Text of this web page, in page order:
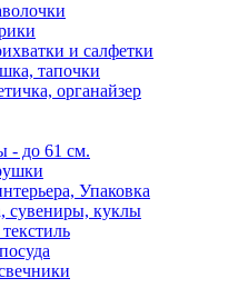
и салфетки
тапочки
органайзер
- до 61 см.
Упаковка
сувениры, куклы